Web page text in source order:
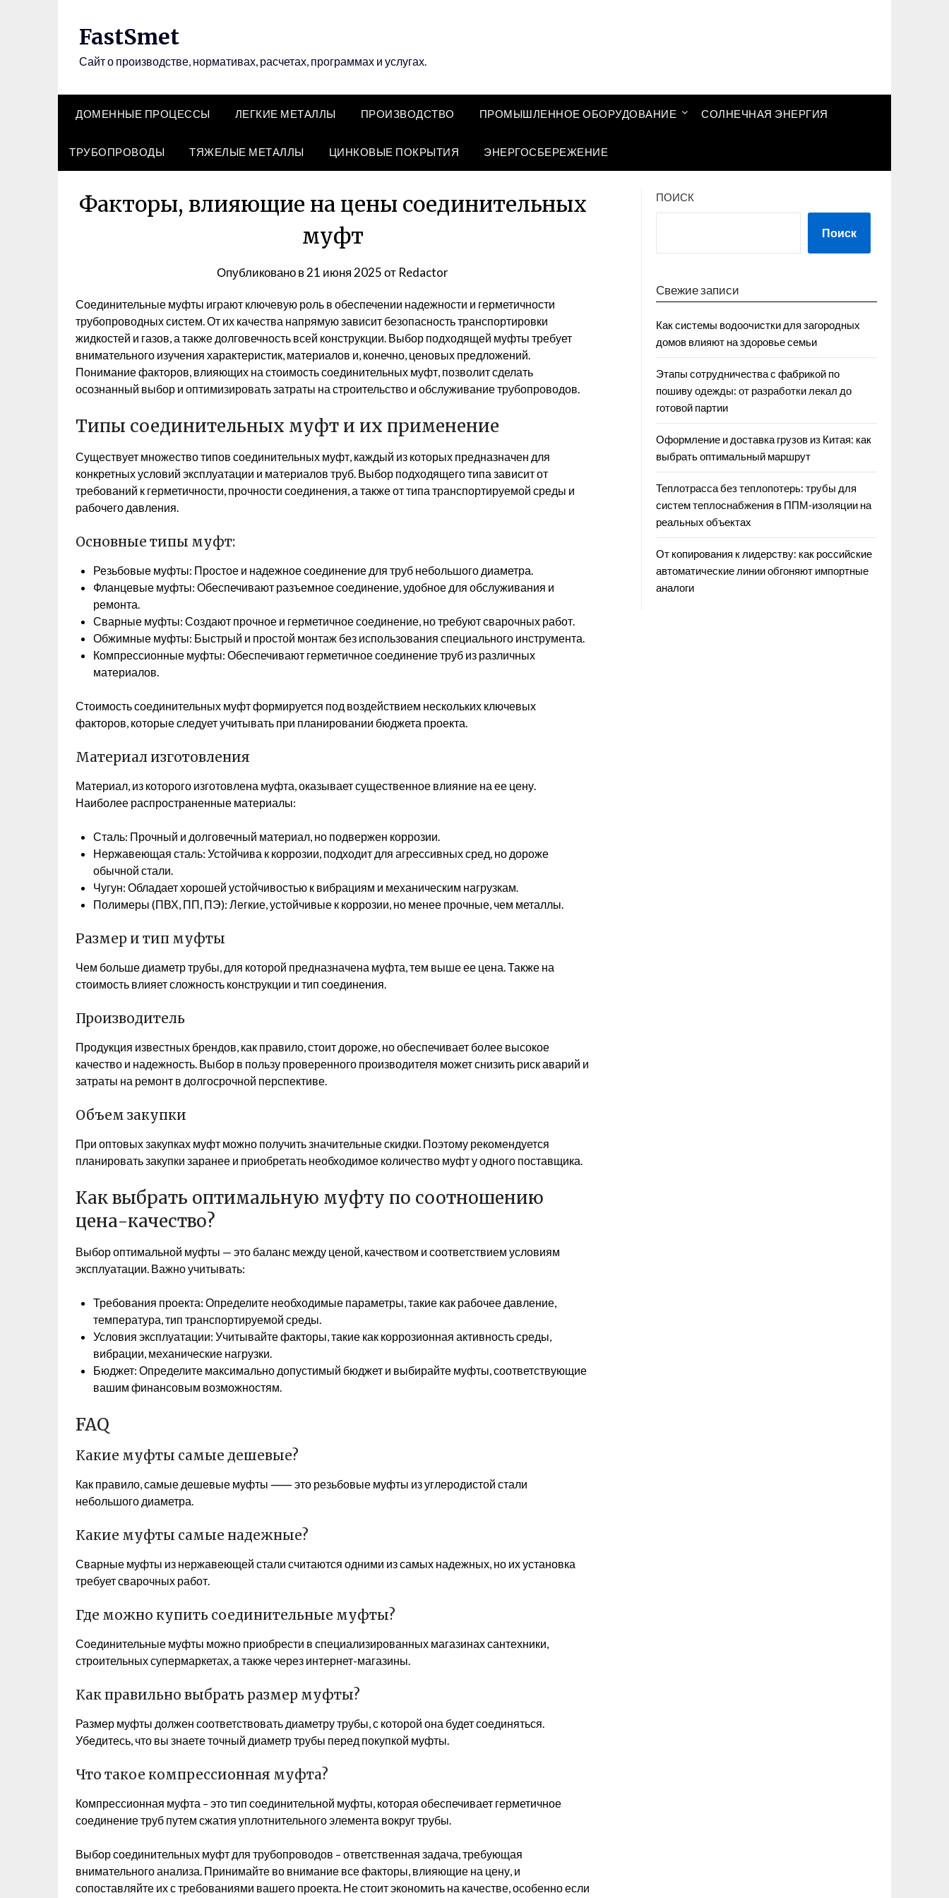
FastSmet
Сайт о производстве, нормативах, расчетах, программах и услугах.
ДОМЕННЫЕ ПРОЦЕССЫ ЛЕГКИЕ МЕТАЛЛЫ ПРОИЗВОДСТВО ПРОМЫШЛЕННОЕ ОБОРУДОВАНИЕ СОЛНЕЧНАЯ ЭНЕРГИЯ
ТРУБОПРОВОДЫ ТЯЖЕЛЫЕ МЕТАЛЛЫ ЦИНКОВЫЕ ПОКРЫТИЯ ЭНЕРГОСБЕРЕЖЕНИЕ
Факторы, влияющие на цены соединительных
муфт
Опубликовано в21 июня 2025от Redactor
Соединительные муфты играют ключевую роль в обеспечении надежности и герметичности
трубопроводных систем. От их качества напрямую зависит безопасность транспортировки
жидкостей и газов, а также долговечность всей конструкции. Выбор подходящей муфты требует
внимательного изучения характеристик, материалов и, конечно, ценовых предложений.
Понимание факторов, влияющих на стоимость соединительных муфт, позволит сделать
осознанный выбор и оптимизировать затраты на строительство и обслуживание трубопроводов.
Типы соединительных муфт и их применение
Существует множество типов соединительных муфт, каждый из которых предназначен для
конкретных условий эксплуатации и материалов труб. Выбор подходящего типа зависит от
требований к герметичности, прочности соединения, а также от типа транспортируемой среды и
рабочего давления.
Основные типы муфт:
Резьбовые муфты: Простое и надежное соединение для труб небольшого диаметра.
Фланцевые муфты: Обеспечивают разъемное соединение, удобное для обслуживания и
ремонта.
Сварные муфты: Создают прочное и герметичное соединение, но требуют сварочных работ.
Обжимные муфты: Быстрый и простой монтаж без использования специального инструмента.
Компрессионные муфты: Обеспечивают герметичное соединение труб из различных
материалов.
Стоимость соединительных муфт формируется под воздействием нескольких ключевых
факторов, которые следует учитывать при планировании бюджета проекта.
Материал изготовления
Материал, из которого изготовлена муфта, оказывает существенное влияние на ее цену.
Наиболее распространенные материалы:
Сталь: Прочный и долговечный материал, но подвержен коррозии.
Нержавеющая сталь: Устойчива к коррозии, подходит для агрессивных сред, но дороже
обычной стали.
Чугун: Обладает хорошей устойчивостью к вибрациям и механическим нагрузкам.
Полимеры (ПВХ, ПП, ПЭ): Легкие, устойчивые к коррозии, но менее прочные, чем металлы.
Размер и тип муфты
Чем больше диаметр трубы, для которой предназначена муфта, тем выше ее цена. Также на
стоимость влияет сложность конструкции и тип соединения.
Производитель
Продукция известных брендов, как правило, стоит дороже, но обеспечивает более высокое
качество и надежность. Выбор в пользу проверенного производителя может снизить риск аварий и
затраты на ремонт в долгосрочной перспективе.
Объем закупки
При оптовых закупках муфт можно получить значительные скидки. Поэтому рекомендуется
планировать закупки заранее и приобретать необходимое количество муфт у одного поставщика.
Как выбрать оптимальную муфту по соотношению
цена-качество?
Выбор оптимальной муфты — это баланс между ценой, качеством и соответствием условиям
эксплуатации. Важно учитывать:
Требования проекта: Определите необходимые параметры, такие как рабочее давление,
температура, тип транспортируемой среды.
Условия эксплуатации: Учитывайте факторы, такие как коррозионная активность среды,
вибрации, механические нагрузки.
Бюджет: Определите максимально допустимый бюджет и выбирайте муфты, соответствующие
вашим финансовым возможностям.
FAQ
Какие муфты самые дешевые?
Как правило, самые дешевые муфты ⸺ это резьбовые муфты из углеродистой стали
небольшого диаметра.
Какие муфты самые надежные?
Сварные муфты из нержавеющей стали считаются одними из самых надежных, но их установка
требует сварочных работ.
Где можно купить соединительные муфты?
Соединительные муфты можно приобрести в специализированных магазинах сантехники,
строительных супермаркетах, а также через интернет-магазины.
Как правильно выбрать размер муфты?
Размер муфты должен соответствовать диаметру трубы, с которой она будет соединяться.
Убедитесь, что вы знаете точный диаметр трубы перед покупкой муфты.
Что такое компрессионная муфта?
Компрессионная муфта – это тип соединительной муфты, которая обеспечивает герметичное
соединение труб путем сжатия уплотнительного элемента вокруг трубы.
Выбор соединительных муфт для трубопроводов – ответственная задача, требующая
внимательного анализа. Принимайте во внимание все факторы, влияющие на цену, и
сопоставляйте их с требованиями вашего проекта. Не стоит экономить на качестве, особенно если
ПОИСК
Поиск
Свежие записи
Как системы водоочистки для загородных
домов влияют на здоровье семьи
Этапы сотрудничества с фабрикой по
пошиву одежды: от разработки лекал до
готовой партии
Оформление и доставка грузов из Китая: как
выбрать оптимальный маршрут
Теплотрасса без теплопотерь: трубы для
систем теплоснабжения в ППМ‑изоляции на
реальных объектах
От копирования к лидерству: как российские
автоматические линии обгоняют импортные
аналоги